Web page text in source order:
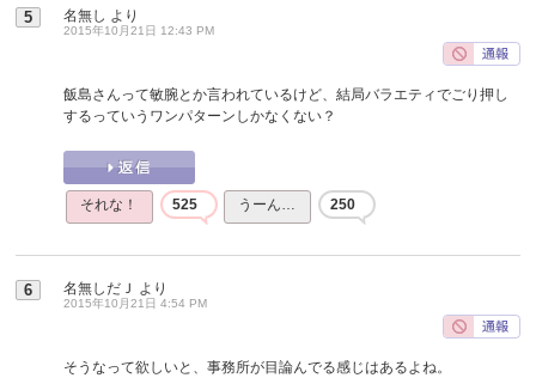
5 名無し より
2015年10月21日 12:43 PM
飯島さんって敏腕とか言われているけど、結局バラエティでごり押し
するっていうワンパターンしかなくない？
それな！ 525 うーん… 250
6 名無しだＪ より
2015年10月21日 4:54 PM
そうなって欲しいと、事務所が目論んでる感じはあるよね。